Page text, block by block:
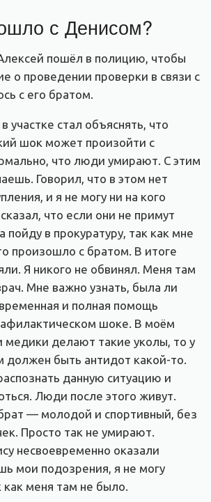
с Денисом?
пошёл в полицию, чтобы
о проведении проверки в связи с
с его братом.
стал объяснять, что
шок может произойти с
что люди умирают. С этим
Говорил, что в этом нет
и я не могу ни на кого
что если они не примут
пойду в прокуратуру, так как мне
произошло с братом. В итоге
Я никого не обвинял. Меня там
Мне важно узнать, была ли
и полная помощь
шоке. В моём
медики делают такие уколы, то у
должен быть антидот какой-то.
данную ситуацию и
Люди после этого живут.
— молодой и спортивный, без
Просто так не умирают.
несвоевременно оказали
мои подозрения, я не могу
как меня там не было.